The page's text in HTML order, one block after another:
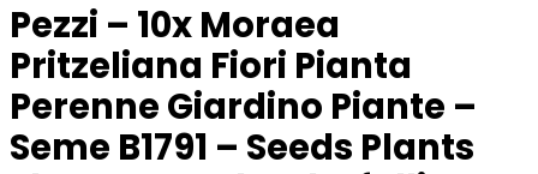
Pezzi – 10x Moraea
Pritzeliana Fiori Pianta
Perenne Giardino Piante –
Seme B1791 – Seeds Plants